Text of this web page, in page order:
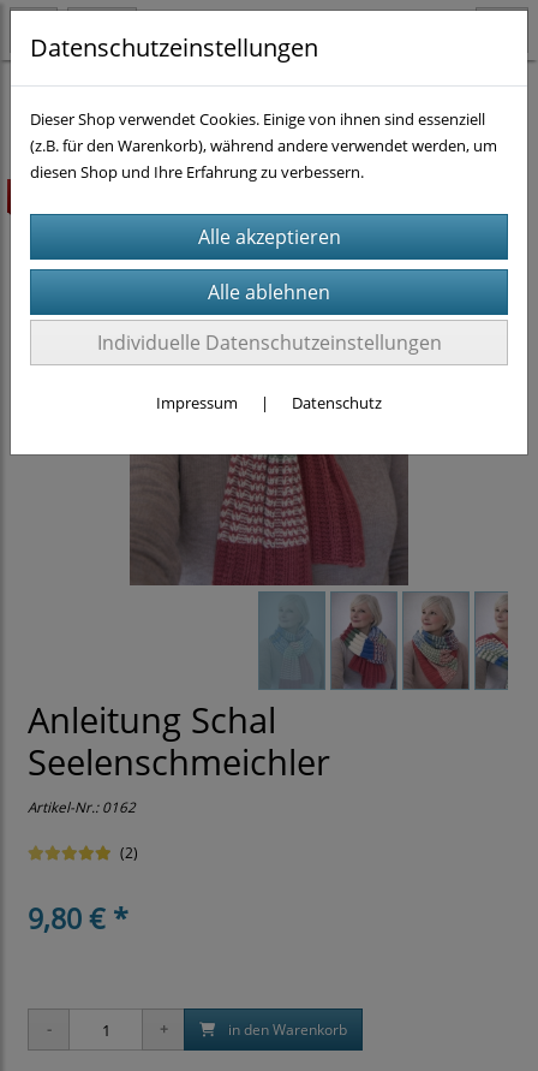
Strickanleitungen
Anleitung Schal
Seelenschmeichler
Artikel-Nr.:0162
(2)
9,80 € *
in den Warenkorb
Datenschutzeinstellungen
Dieser Shop verwendet Cookies. Einige von ihnen sind essenziell
(z.B. für den Warenkorb), während andere verwendet werden, um
diesen Shop und Ihre Erfahrung zu verbessern.
Individuelle Datenschutzeinstellungen
Impressum | Datenschutz